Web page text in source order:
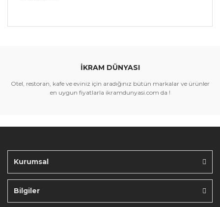
Yorum Yaz
Bu ürünün fiyat bilgisi, resim, ürün açıklamalarında ve
Ürün açıklamasında eksik bilgiler bulunuyor.
İKRAM DÜNYASI
Otel, restoran, kafe ve eviniz için aradığınız bütün markalar ve ürünler
en uygun fiyatlarla ikramdunyasi.com da !
Kurumsal
Bilgiler